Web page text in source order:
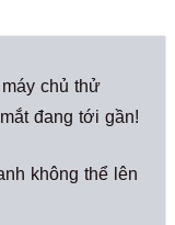
chủ thử
đang tới gần!
không thể lên